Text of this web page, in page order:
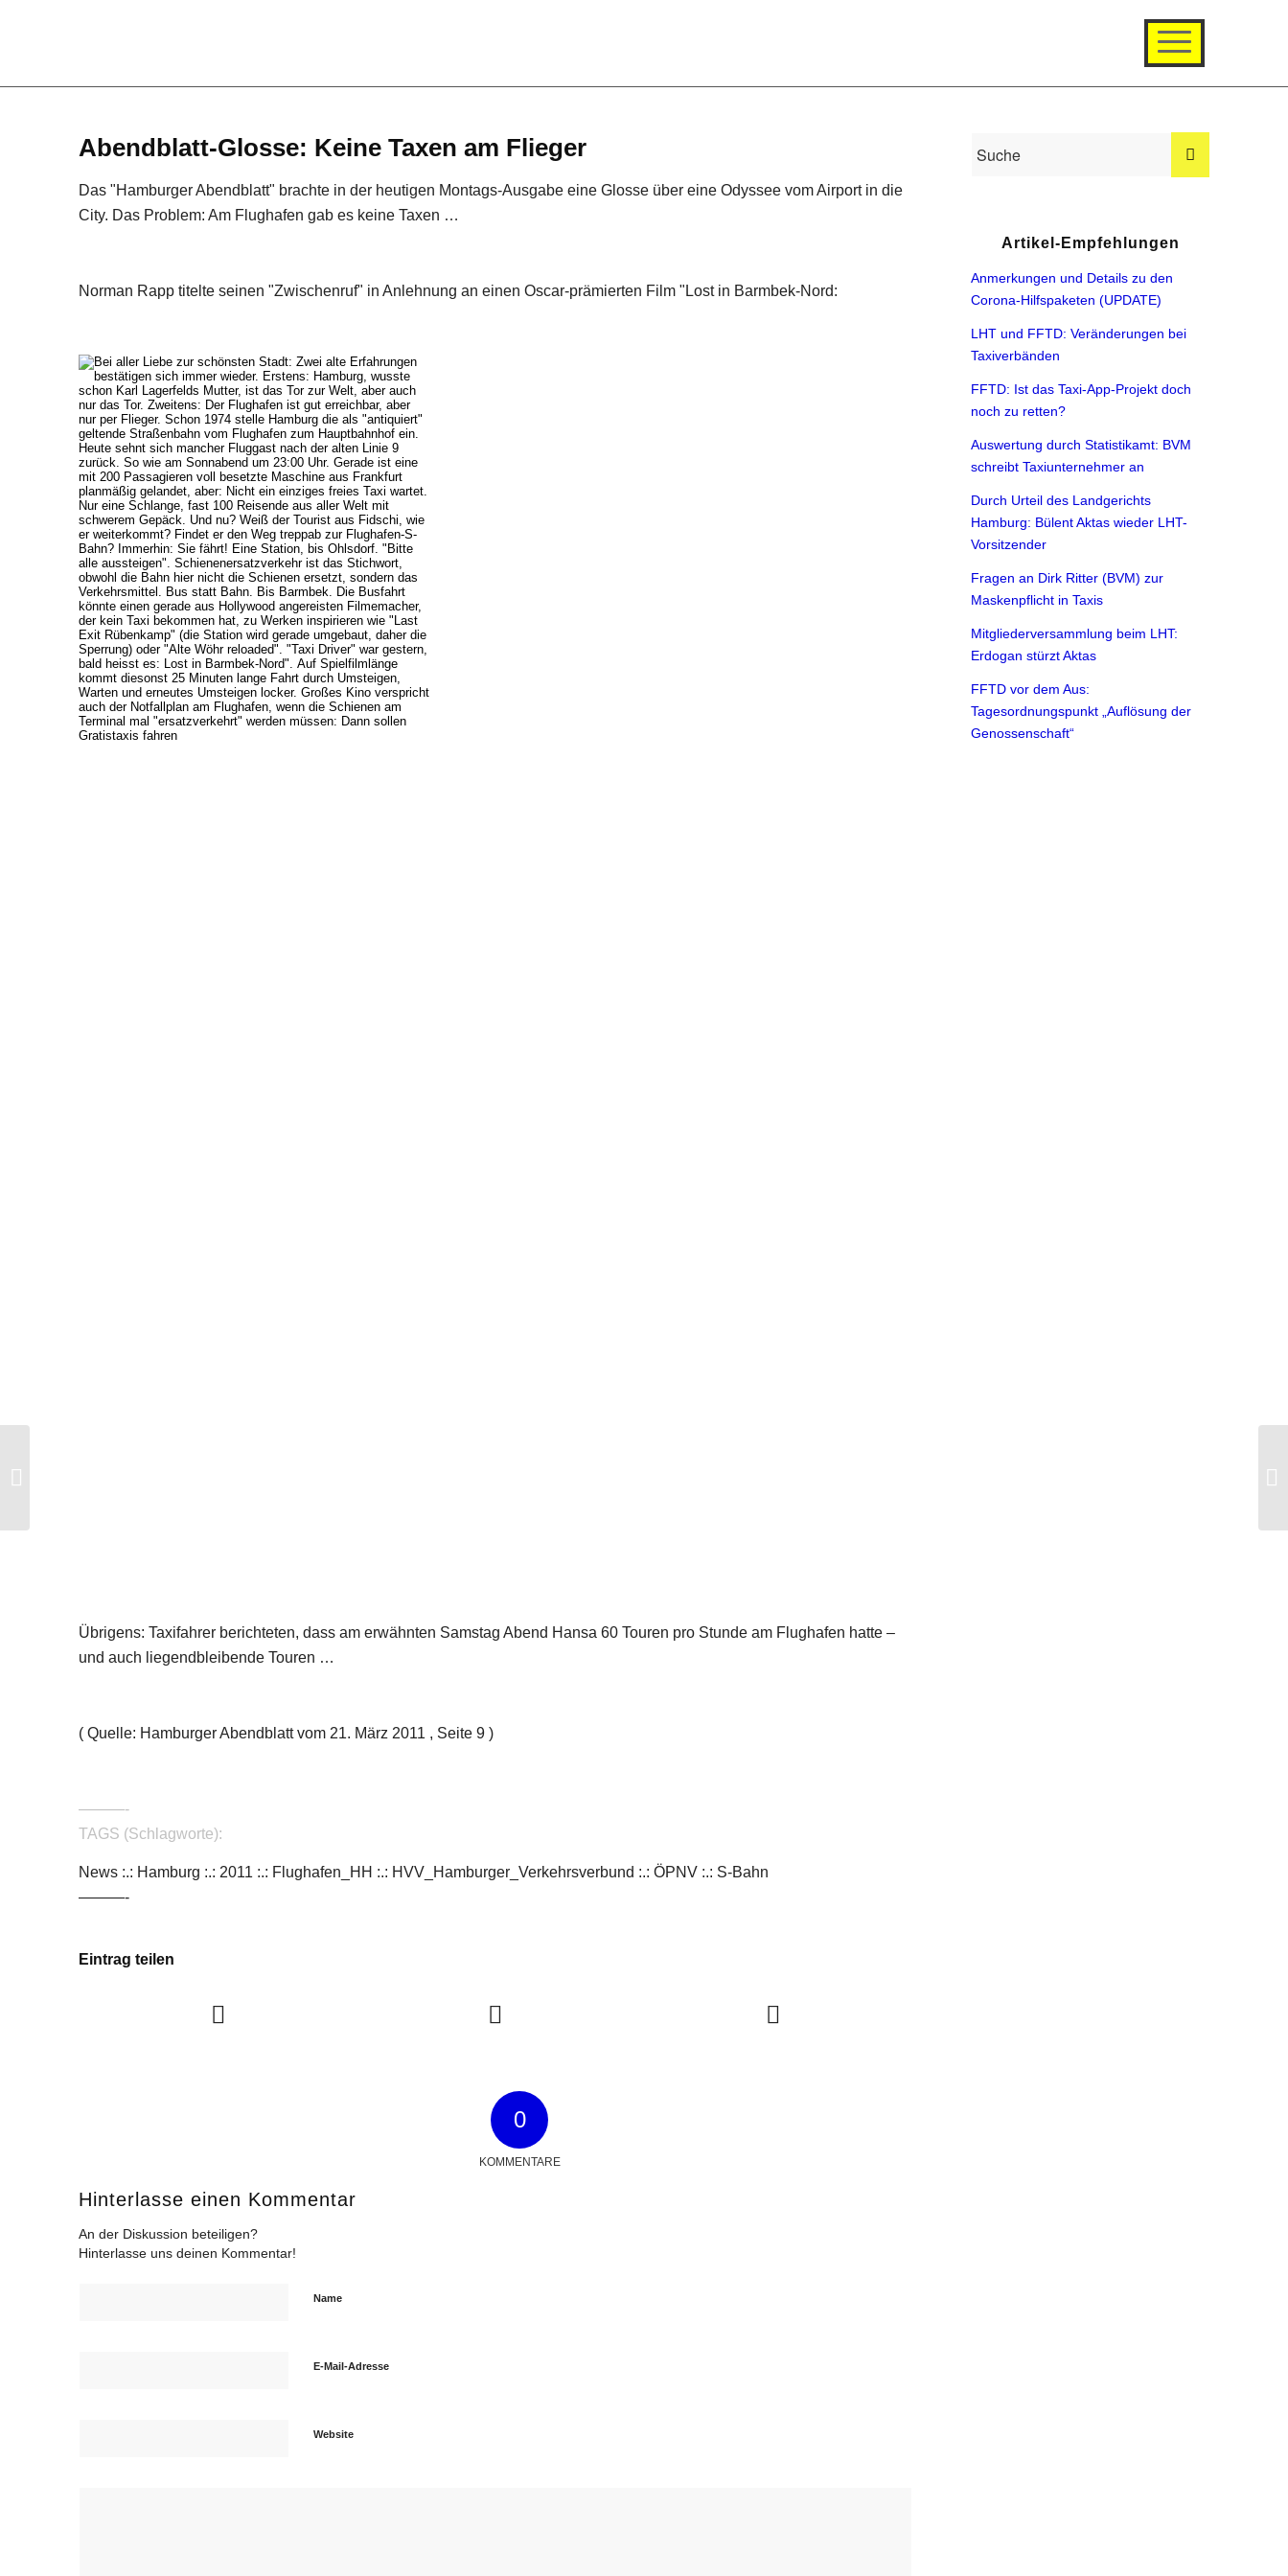
Abendblatt-Glosse: Keine Taxen am Flieger
Das "Hamburger Abendblatt" brachte in der heutigen Montags-Ausgabe eine Glosse über eine Odyssee vom Airport in die
City. Das Problem: Am Flughafen gab es keine Taxen …
Norman Rapp titelte seinen "Zwischenruf" in Anlehnung an einen Oscar-prämierten Film "Lost in Barmbek-Nord:
Übrigens: Taxifahrer berichteten, dass am erwähnten Samstag Abend Hansa 60 Touren pro Stunde am Flughafen hatte –
und auch liegendbleibende Touren …
( Quelle: Hamburger Abendblatt vom 21. März 2011 , Seite 9 )
———-
TAGS (Schlagworte):
News :.: Hamburg :.: 2011 :.: Flughafen_HH :.: HVV_Hamburger_Verkehrsverbund :.: ÖPNV :.: S-Bahn
———-
Eintrag teilen
0
KOMMENTARE
Hinterlasse einen Kommentar
An der Diskussion beteiligen?
Hinterlasse uns deinen Kommentar!
Name
E-Mail-Adresse
Website
Artikel-Empfehlungen
Anmerkungen und Details zu den
Corona-Hilfspaketen (UPDATE)
LHT und FFTD: Veränderungen bei
Taxiverbänden
FFTD: Ist das Taxi-App-Projekt doch
noch zu retten?
Auswertung durch Statistikamt: BVM
schreibt Taxiunternehmer an
Durch Urteil des Landgerichts
Hamburg: Bülent Aktas wieder LHT-
Vorsitzender
Fragen an Dirk Ritter (BVM) zur
Maskenpflicht in Taxis
Mitgliederversammlung beim LHT:
Erdogan stürzt Aktas
FFTD vor dem Aus:
Tagesordnungspunkt „Auflösung der
Genossenschaft“